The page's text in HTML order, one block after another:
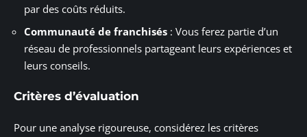
par des coûts réduits.
Communauté de franchisés : Vous ferez partie d’un
réseau de professionnels partageant leurs expériences et
leurs conseils.
Critères d’évaluation
Pour une analyse rigoureuse, considérez les critères